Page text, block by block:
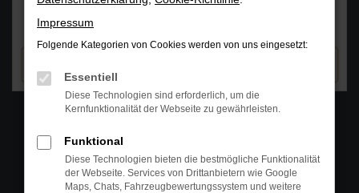
WhatsAPP
Telefon
+49 4295 557
Impressum
Folgende Kategorien von Cookies werden von uns eingesetzt:
Essentiell
Diese Technologien sind erforderlich, um die
Kernfunktionalität der Webseite zu gewährleisten.
Funktional
Diese Technologien bieten die bestmögliche Funktionalität
der Webseite. Services von Drittanbietern wie Google
Maps, Chats, Fahrzeugbewertungssystem und weitere